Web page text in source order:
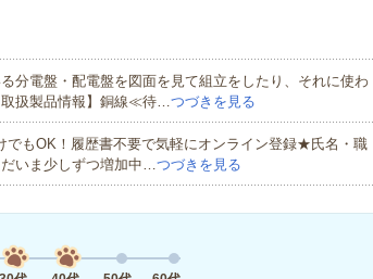
分電盤・配電盤を図面を見て組立をしたり、それに使わ
取扱製品情報】銅線≪待…つづきを見る
もOK！履歴書不要で気軽にオンライン登録★氏名・職
いま少しずつ増加中…つづきを見る